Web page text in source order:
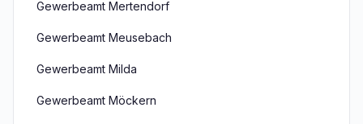
Gewerbeamt Mertendorf
Gewerbeamt Meusebach
Gewerbeamt Milda
Gewerbeamt Möckern